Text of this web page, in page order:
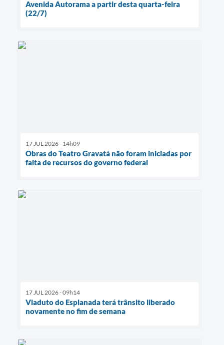
Avenida Autorama a partir desta quarta-feira
(22/7)
17 JUL 2026 - 14h09
Obras do Teatro Gravatá não foram iniciadas por
falta de recursos do governo federal
17 JUL 2026 - 09h14
Viaduto do Esplanada terá trânsito liberado
novamente no fim de semana